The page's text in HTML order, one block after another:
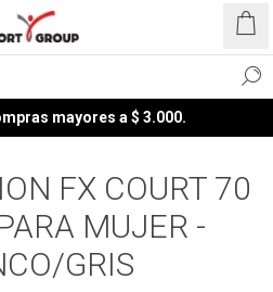
mayores a $ 3.000.
FX COURT 70
MUJER -
GRIS